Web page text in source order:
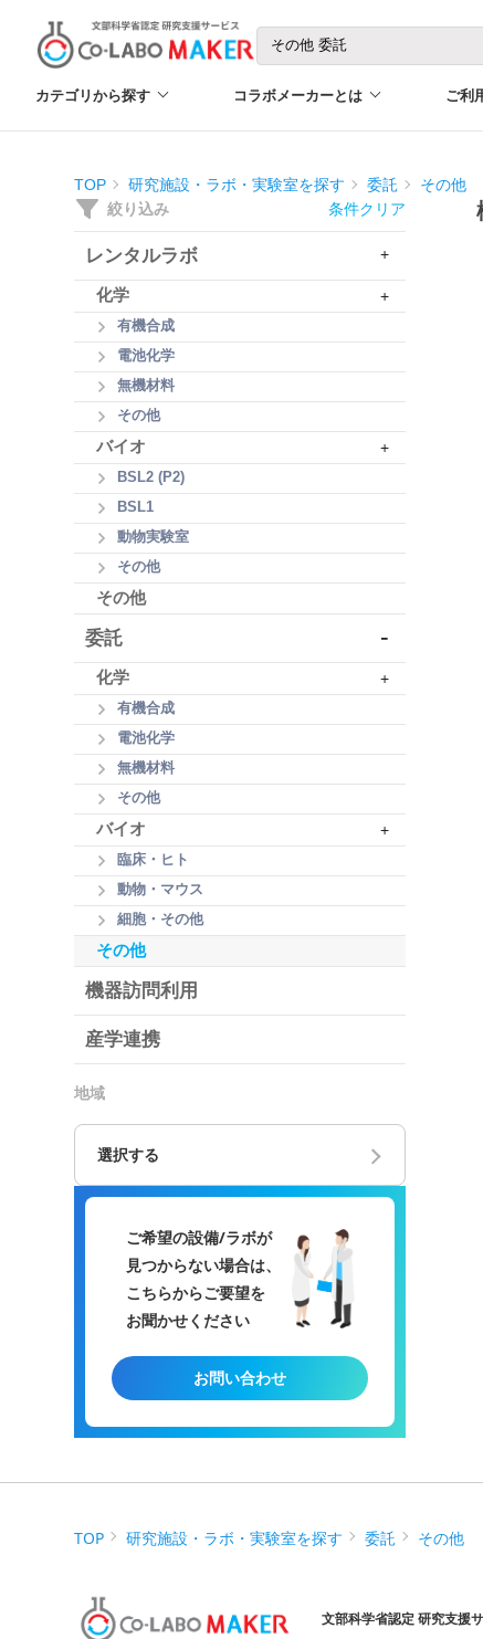
カテゴリから探す コラボメーカーとは ご利
TOP 研究施設・ラボ・実験室を探す 委託 その他
絞り込み 条件クリア
レンタルラボ +
化学 +
有機合成
電池化学
無機材料
その他
バイオ +
BSL2 (P2)
BSL1
動物実験室
その他
その他
委託 -
化学 +
有機合成
電池化学
無機材料
その他
バイオ +
臨床・ヒト
動物・マウス
細胞・その他
その他
機器訪問利用
産学連携
地域
選択する
ご希望の設備/ラボが
見つからない場合は、
こちらからご要望を
お聞かせください
お問い合わせ
TOP 研究施設・ラボ・実験室を探す 委託 その他
文部科学省認定 研究支援